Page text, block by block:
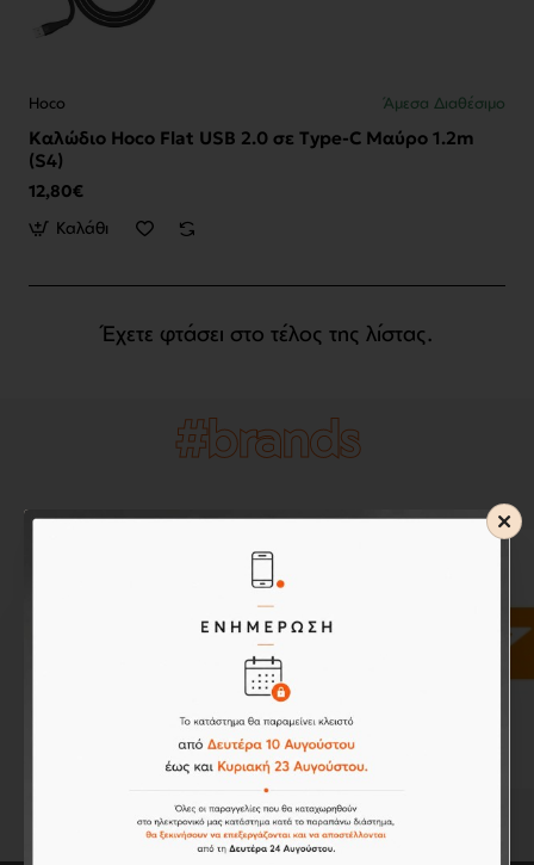
Hoco Άμεσα Διαθέσιμο
Καλώδιο Hoco Flat USB 2.0 σε Type-C Μαύρο 1.2m
(S4)
12,80€
Καλάθι
Έχετε φτάσει στο τέλος της λίστας.
#brands